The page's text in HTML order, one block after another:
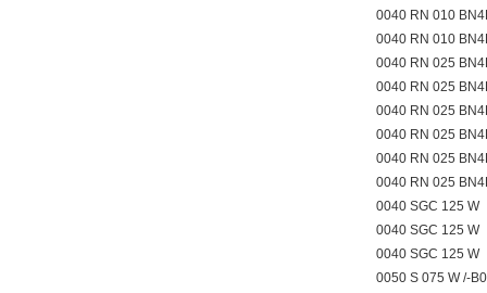
0040 RN 010
0040 RN 010
0040 RN 025
0040 RN 025
0040 RN 025
0040 RN 025
0040 RN 025
0040 RN 025
0040 SGC 125 W
0040 SGC 125 W
0040 SGC 125 W
0050 S 075 W /-